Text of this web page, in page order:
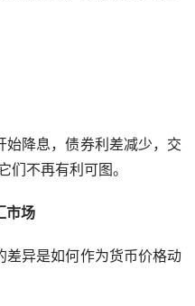
降息，债券利差减少，交
不再有利可图。
市场
差异是如何作为货币价格动